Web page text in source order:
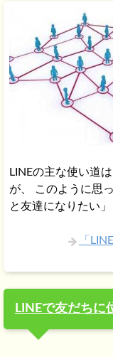
LINEの主な使い道
が、 このように思
と友達になりたい」
「
LINEで友だちに